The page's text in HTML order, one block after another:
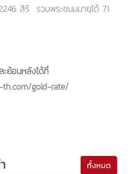
สิริ รวมพระชนมมายุได้ 71
ะย้อนหลังได้ที่
th.com/gold-rate/
ทั้งหมด